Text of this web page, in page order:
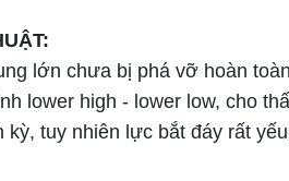
lớn chưa bị phá vỡ hoàn
lower high - lower low, cho
kỳ, tuy nhiên lực bắt đáy rất